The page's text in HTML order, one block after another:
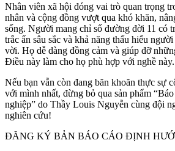
Nhân viên xã hội đóng vai trò quan trọng
nhân và cộng đồng vượt qua khó khăn,
sống. Người mang chỉ số đường đời 11 có
trắc ẩn sâu sắc và khả năng thấu hiểu
vời. Họ dễ dàng đồng cảm và giúp đỡ
Điều này làm cho họ phù hợp với nghề này.
Nếu bạn vẫn còn đang băn khoăn thực sự
với mình nhất, đừng bỏ qua sản phẩm
nghiệp” do Thầy Louis Nguyễn cùng đội
nghiên cứu!
ĐĂNG KÝ BẢN BÁO CÁO ĐỊNH